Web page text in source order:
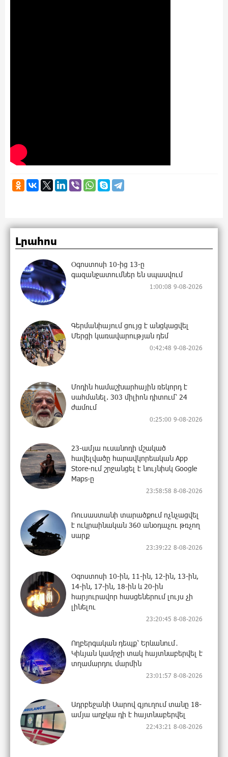
Լրահոս
Օգոստոսի 10-ից 13-ը
գազանջատումներ են սպասվում
1:00:08 9-08-2026
Գերմանիայում ցույց է անցկացվել
Մերցի կառավարության դեմ
0:42:48 9-08-2026
Մոդին համաշխարհային ռեկորդ է
սահմանել. 303 միլիոն դիտում՝ 24
ժամում
0:25:00 9-08-2026
23-ամյա ուսանողի մշակած
հավելվածը հարավկորեական App
Store-ում շրջանցել է նույնիսկ Google
Maps-ը
23:58:58 8-08-2026
Ռուսաստանի տարածքում ոչնչացվել
է ուկրաինական 360 անօդաչու թռչող
սարք
23:39:22 8-08-2026
Օգոստոսի 10-ին, 11-ին, 12-ին, 13-ին,
14-ին, 17-ին, 18-ին և 20-ին
հարյուրավոր հասցեներում լույս չի
լինելու
23:20:45 8-08-2026
Ողբերգական դեպք՝ Երևանում․
Կիևյան կամրջի տակ հայտնաբերվել է
տղամարդու մարմին
23:01:57 8-08-2026
Ադրբեջանի Սարով գյուղում տանը 18-
ամյա աղջկա դի է հայտնաբերվել
22:43:21 8-08-2026